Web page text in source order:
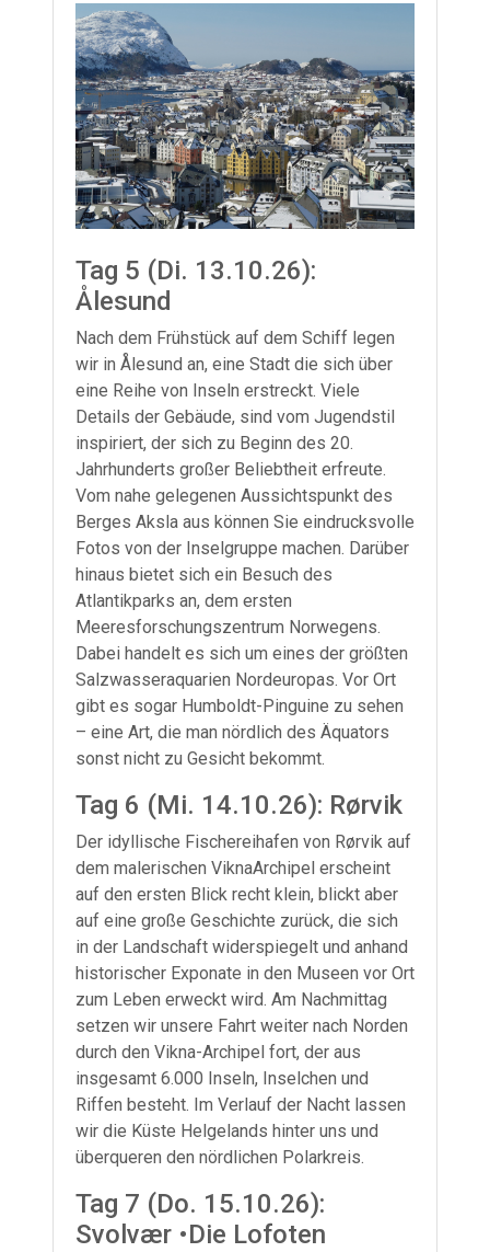
Tag 5 (Di. 13.10.26):
Ålesund
Nach dem Frühstück auf dem Schiff legen
wir in Ålesund an, eine Stadt die sich über
eine Reihe von Inseln erstreckt. Viele
Details der Gebäude, sind vom Jugendstil
inspiriert, der sich zu Beginn des 20.
Jahrhunderts großer Beliebtheit erfreute.
Vom nahe gelegenen Aussichtspunkt des
Berges Aksla aus können Sie eindrucksvolle
Fotos von der Inselgruppe machen. Darüber
hinaus bietet sich ein Besuch des
Atlantikparks an, dem ersten
Meeresforschungszentrum Norwegens.
Dabei handelt es sich um eines der größten
Salzwasseraquarien Nordeuropas. Vor Ort
gibt es sogar Humboldt-Pinguine zu sehen
– eine Art, die man nördlich des Äquators
sonst nicht zu Gesicht bekommt.
Tag 6 (Mi. 14.10.26): Rørvik
Der idyllische Fischereihafen von Rørvik auf
dem malerischen ViknaArchipel erscheint
auf den ersten Blick recht klein, blickt aber
auf eine große Geschichte zurück, die sich
in der Landschaft widerspiegelt und anhand
historischer Exponate in den Museen vor Ort
zum Leben erweckt wird. Am Nachmittag
setzen wir unsere Fahrt weiter nach Norden
durch den Vikna-Archipel fort, der aus
insgesamt 6.000 Inseln, Inselchen und
Riffen besteht. Im Verlauf der Nacht lassen
wir die Küste Helgelands hinter uns und
überqueren den nördlichen Polarkreis.
Tag 7 (Do. 15.10.26):
Svolvær •Die Lofoten